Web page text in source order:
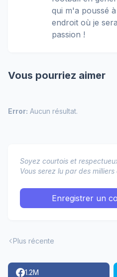
qui m'a poussé
endroit où je
passion !
Vous pourriez aimer
Error: Aucun résultat.
Soyez courtois et
Vous serez lu par des milliers
Enregistrer un
Plus récente
1.2M